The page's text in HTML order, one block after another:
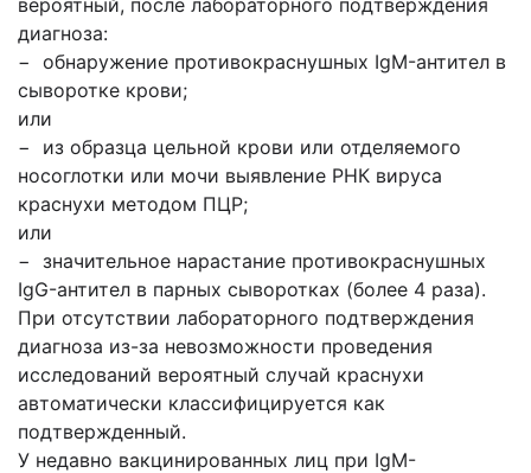
вероятный, после лабораторного подтверждения
диагноза:
− обнаружение противокраснушных IgM-антител в
сыворотке крови;
или
− из образца цельной крови или отделяемого
носоглотки или мочи выявление РНК вируса
краснухи методом ПЦР;
или
− значительное нарастание противокраснушных
IgG-антител в парных сыворотках (более 4 раза).
При отсутствии лабораторного подтверждения
диагноза из-за невозможности проведения
исследований вероятный случай краснухи
автоматически классифицируется как
подтвержденный.
У недавно вакцинированных лиц при IgM-